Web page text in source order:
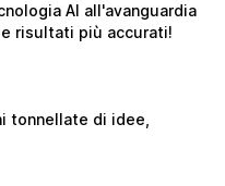
AI all'avanguardia
risultati più accurati!
tonnellate di idee,